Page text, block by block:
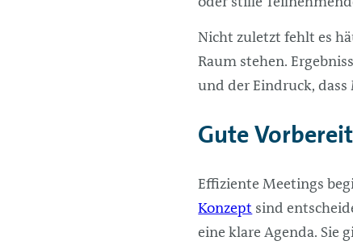
Nicht zuletzt fehlt es
Raum stehen.
und der Eindruck,
Gute
Effiziente Meetings
Konzept sind
eine klare Agenda. Sie